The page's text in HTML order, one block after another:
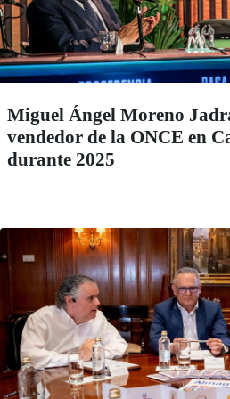
Miguel Ángel Moreno
vendedor de la ONCE en
durante 2025